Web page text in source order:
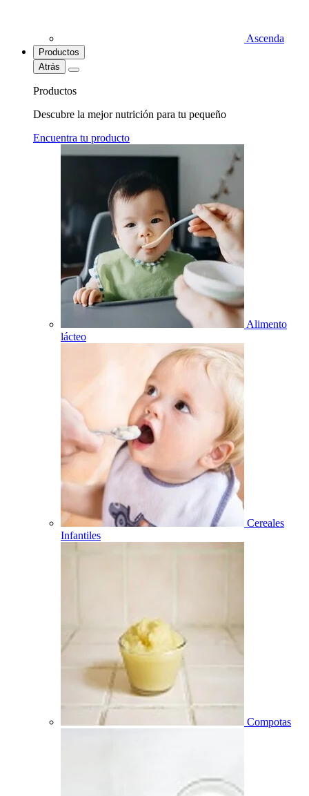
Ascenda
Productos
Atrás
Productos
Descubre la mejor nutrición para tu pequeño
Encuentra tu producto
Alimento
lácteo
Cereales
Infantiles
Compotas